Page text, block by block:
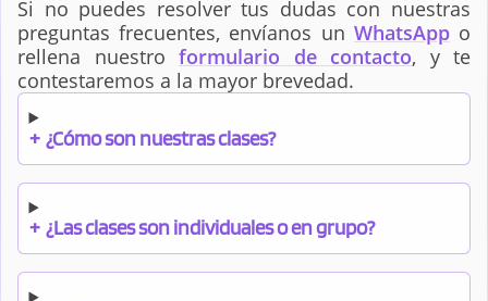
Si no puedes resolver tus dudas con nuestras
preguntas frecuentes, envíanos un WhatsAppo
rellena nuestro formulario de contacto, y te
contestaremos a la mayor brevedad.
+ ¿Cómo son nuestras clases?
+ ¿Las clases son individuales o en grupo?